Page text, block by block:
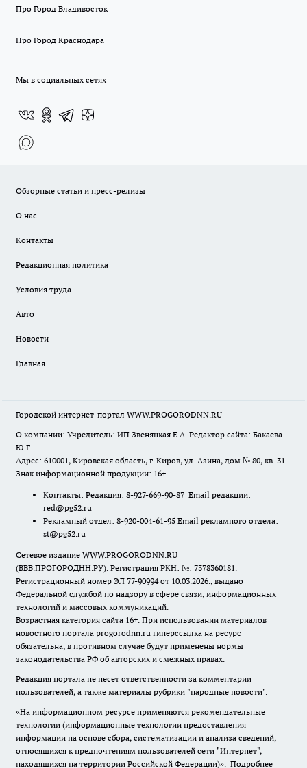
Про Город Владивосток
Про Город Краснодара
Мы в социальных сетях
Обзорные статьи и пресс-релизы
О нас
Контакты
Редакционная политика
Условия труда
Авто
Новости
Главная
Городской интернет-портал WWW.PROGORODNN.RU
О компании: Учредитель: ИП Звеняцкая Е.А. Редактор сайта: Бакаева
Ю.Г.
Адрес: 610001, Кировская область, г. Киров, ул. Азина, дом № 80, кв. 31
Знак информационной продукции: 16+
Контакты: Редакция: 8-927-669-90-87 Email редакции:
red@pg52.ru
Рекламный отдел: 8-920-004-61-95 Email рекламного отдела:
st@pg52.ru
Сетевое издание WWW.PROGORODNN.RU
(ВВВ.ПРОГОРОДНН.РУ). Регистрация РКН: №: 7378360181.
Регистрационный номер ЭЛ 77-90994 от 10.03.2026., выдано
Федеральной службой по надзору в сфере связи, информационных
технологий и массовых коммуникаций.
Возрастная категория сайта 16+. При использовании материалов
новостного портала progorodnn.ru гиперссылка на ресурс
обязательна, в противном случае будут применены нормы
законодательства РФ об авторских и смежных правах.
Редакция портала не несет ответственности за комментарии
пользователей, а также материалы рубрики "народные новости".
«На информационном ресурсе применяются рекомендательные
технологии (информационные технологии предоставления
информации на основе сбора, систематизации и анализа сведений,
относящихся к предпочтениям пользователей сети "Интернет",
находящихся на территории Российской Федерации)». Подробнее